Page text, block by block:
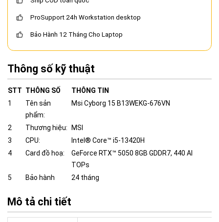
ProSupport 24h Workstation desktop
Bảo Hành 12 Tháng Cho Laptop
Thông số kỹ thuật
STT THÔNG SỐ
THÔNG TIN
1
Tên sản
phẩm:
Msi Cyborg 15 B13WEKG-676VN
2 Thương hiệu:
MSI
3
CPU:
Intel® Core™ i5-13420H
4
Card đồ hoạ:
GeForce RTX™ 5050 8GB GDDR7, 440 AI
TOPs
5
Bảo hành 24 tháng
Mô tả chi tiết